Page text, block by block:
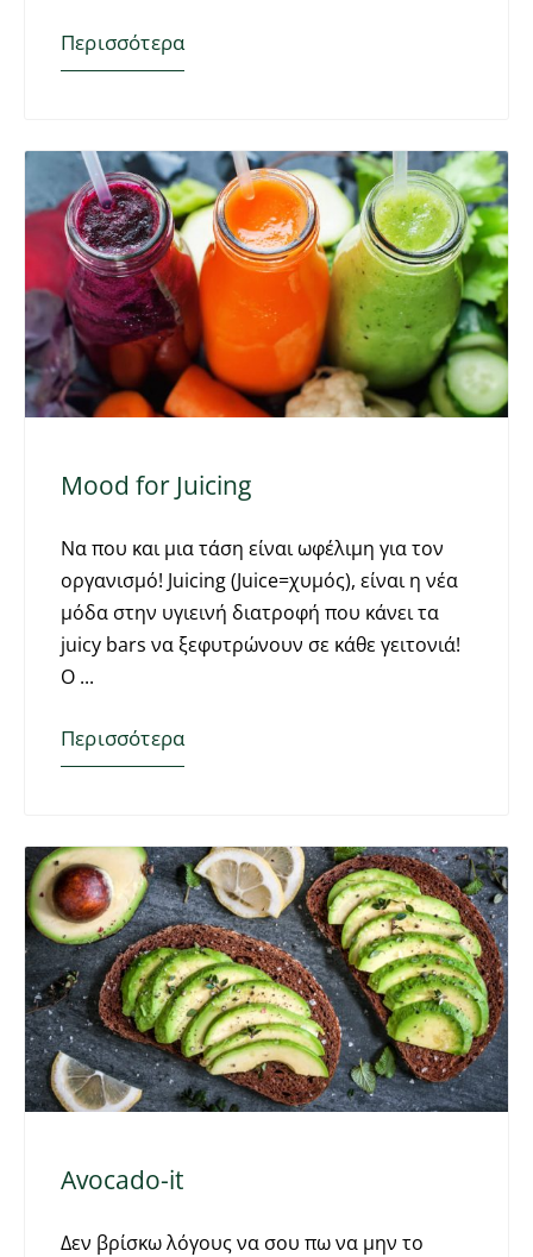
Περισσότερα
Mood for Juicing
Να που και μια τάση είναι ωφέλιμη για τον
οργανισμό! Juicing (Juice=χυμός), είναι η νέα
μόδα στην υγιεινή διατροφή που κάνει τα
juicy bars να ξεφυτρώνουν σε κάθε γειτονιά!
Ο
Περισσότερα
Avocado-it
Δεν βρίσκω λόγους να σου πω να μην το